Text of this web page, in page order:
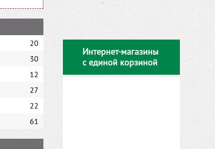
20
30
12
27
22
61
Интернет-магазины
с единой корзиной